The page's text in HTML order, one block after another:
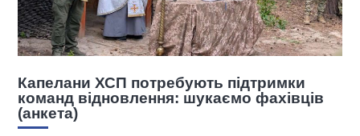
Капелани ХСП потребують підтримки
команд відновлення: шукаємо фахівців
(анкета)